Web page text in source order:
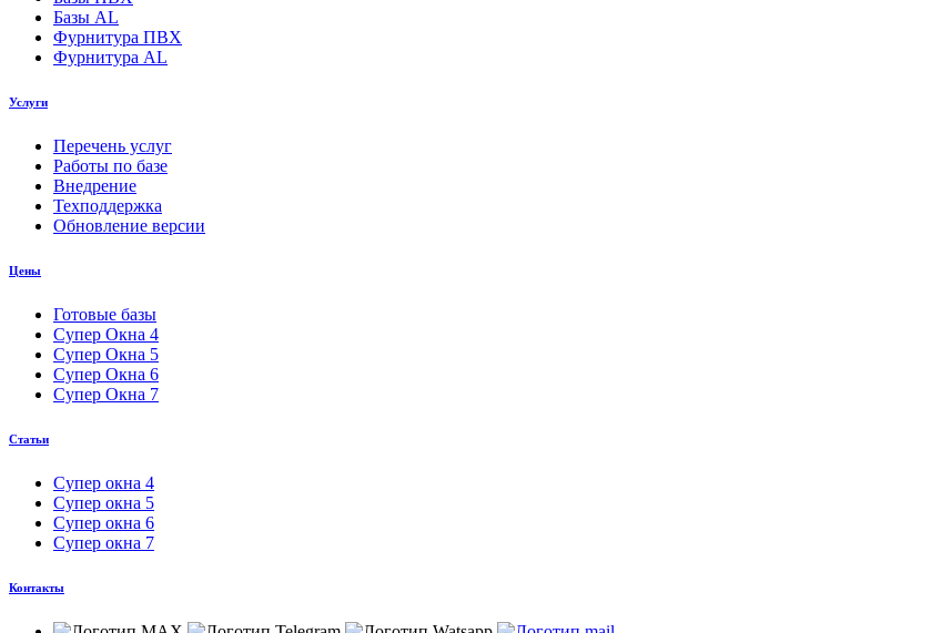
Базы AL
Фурнитура ПВХ
Фурнитура AL
Услуги
Перечень услуг
Работы по базе
Внедрение
Техподдержка
Обновление версии
Цены
Готовые базы
Супер Окна 4
Супер Окна 5
Супер Окна 6
Супер Окна 7
Статьи
Супер окна 4
Супер окна 5
Супер окна 6
Супер окна 7
Контакты